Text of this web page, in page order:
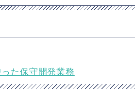
た保守開発業務